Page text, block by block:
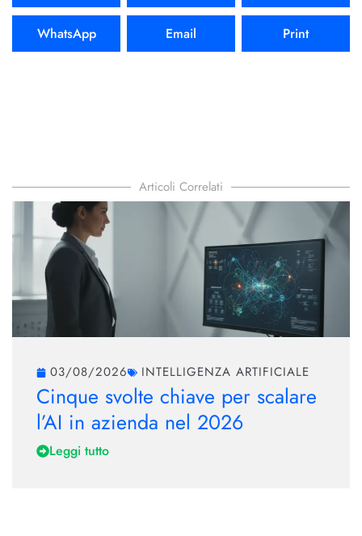
WhatsApp Email Print
Articoli Correlati
03/08/2026 INTELLIGENZA ARTIFICIALE
Cinque svolte chiave per scalare
l’AI in azienda nel 2026
Leggi tutto